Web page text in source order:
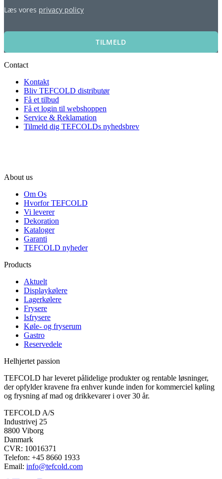
Læs vores privacy policy
TILMELD
Contact
Kontakt
Bliv TEFCOLD distributør
Få et tilbud
Få et login til webshoppen
Service & Reklamation
Tilmeld dig TEFCOLDs nyhedsbrev
About us
Om Os
Hvorfor TEFCOLD
Vi leverer
Dekoration
Kataloger
Garanti
TEFCOLD nyheder
Products
Aktuelt
Displaykølere
Lagerkølere
Frysere
Isfrysere
Køle- og fryserum
Gastro
Reservedele
Helhjertet passion
TEFCOLD har leveret pålidelige produkter og rentable løsninger,
der opfylder kravene fra enhver kunde inden for kommerciel køling
og frysning af mad og drikkevarer i over 30 år.
TEFCOLD A/S
Industrivej 25
8800 Viborg
Danmark
CVR: 10016371
Telefon: +45 8660 1933
Email: info@tefcold.com